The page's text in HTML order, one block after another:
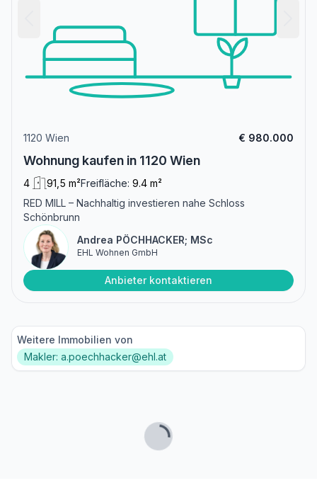
1120 Wien € 980.000
Wohnung kaufen in 1120 Wien
4 91,5 m²Freifläche: 9.4 m²
RED MILL – Nachhaltig investieren nahe Schloss
Schönbrunn
Andrea PÖCHHACKER; MSc
EHL Wohnen GmbH
Anbieter kontaktieren
Weitere Immobilien von
Makler: a.poechhacker@ehl.at